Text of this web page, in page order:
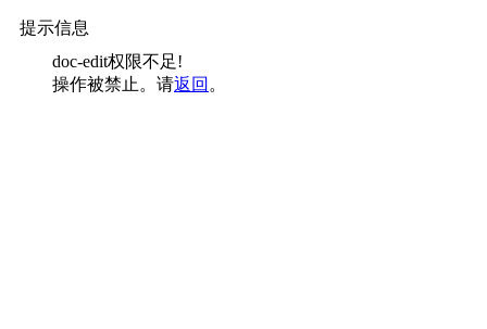
提示信息
doc-edit权限不足!
操作被禁止。请返回 。